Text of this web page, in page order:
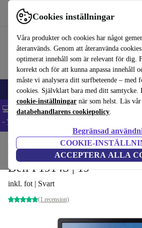
Cookies inställningar
Våra produkter och cookies har något
återanvänds. Genom att återanvända
optimerat innehåll som är relevant för dig.
korrekt och för att kunna anpassa innehåll
måste vi analysera ditt surfbeteende – med
cookies. Självklart bara med ditt samtycke.
cookie-inställningar när som helst. Läs vår
databehandlarens cookiepolicy.
Begränsad
COOKIE-
ACCEPTERA ALLA
Använd refurbed snabbt och enkelt
🎒 Back to school Mobiltelefoner Bärbara
💻 Extra 5% rabatt på alla MacBooks och
- Villkor
Monitorer
Dell P1914S | 19"
inkl. fot | Svart
(1 recension)